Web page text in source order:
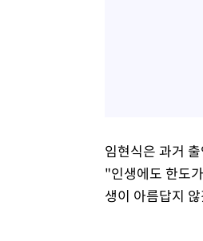
임현식은 과거
"인생에도 한도
생이 아름답지